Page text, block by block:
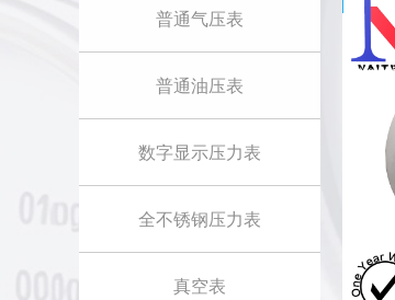
普通气压表
普通油压表
数字显示压力表
全不锈钢压力表
真空表